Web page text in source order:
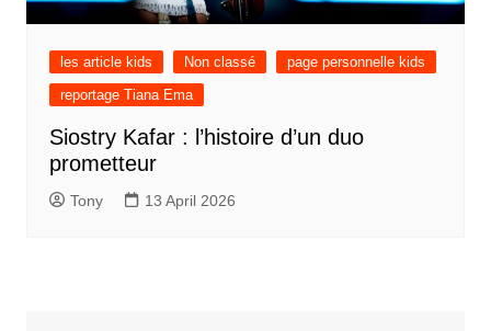
les article kids Non classé
page personnelle kids
reportage Tiana Ema
Siostry Kafar : l’histoire d’un duo
prometteur
Tony 13 April 2026